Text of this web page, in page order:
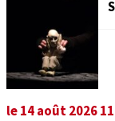
le 14 août 2026